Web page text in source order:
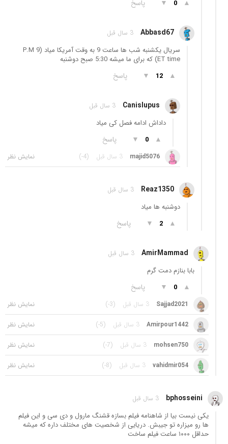
▲
0
▼ پاسخ
Abbasd67 3 سال قبل
سریال یکشنبه شب ها ساعت 9 به وقت آمریکا میاد (9 P.M
ET time) که برای ما میشه 5:30 صبح دوشنبه
▲
12
▼ پاسخ
Canislupus 3 سال قبل
داداش ادامه فصل کی میاد
▲
0
▼ پاسخ
majid5076 3 سال قبل (-4)
Reaz1350 3 سال قبل
دوشنبه ها میاد
▲
2
▼ پاسخ
AmirMammad 3 سال قبل
بابا بنازم دمت گرم
▲
0
▼ پاسخ
Sajjad2021 3 سال قبل (-3)
Amirpour1442 3 سال قبل (-5)
mohsen750 3 سال قبل (-7)
vahidmir054 3 سال قبل (-8)
bphosseini 3 سال قبل
یکی نیست بیا از شاهنامه فیلم بسازه‌ قشنگ مارول و دی سی و این فیلم
ها رو میزاره تو جیبش. دریایی از شخصیت های مختلف داره که میشه
حداقل ۱۰۰۰ ساعت فیلم ساخت